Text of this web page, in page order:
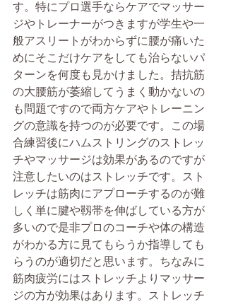
す。特にプロ選手ならケアでマッサー
ジやトレーナーがつきますが学生や一
般アスリートがわからずに腰が痛いた
めにそこだけケアをしても治らないパ
ターンを何度も見かけました。拮抗筋
の大腰筋が萎縮してうまく動かないの
も問題ですので両方ケアやトレーニン
グの意識を持つのが必要です。この場
合練習後にハムストリングのストレッ
チやマッサージは効果があるのですが
注意したいのはストレッチです。スト
レッチは筋肉にアプローチするのが難
しく単に腱や靱帯を伸ばしている方が
多いので是非プロのコーチや体の構造
がわかる方に見てもらうか指導しても
らうのが適切だと思います。ちなみに
筋肉疲労にはストレッチよりマッサー
ジの方が効果はあります。ストレッチ